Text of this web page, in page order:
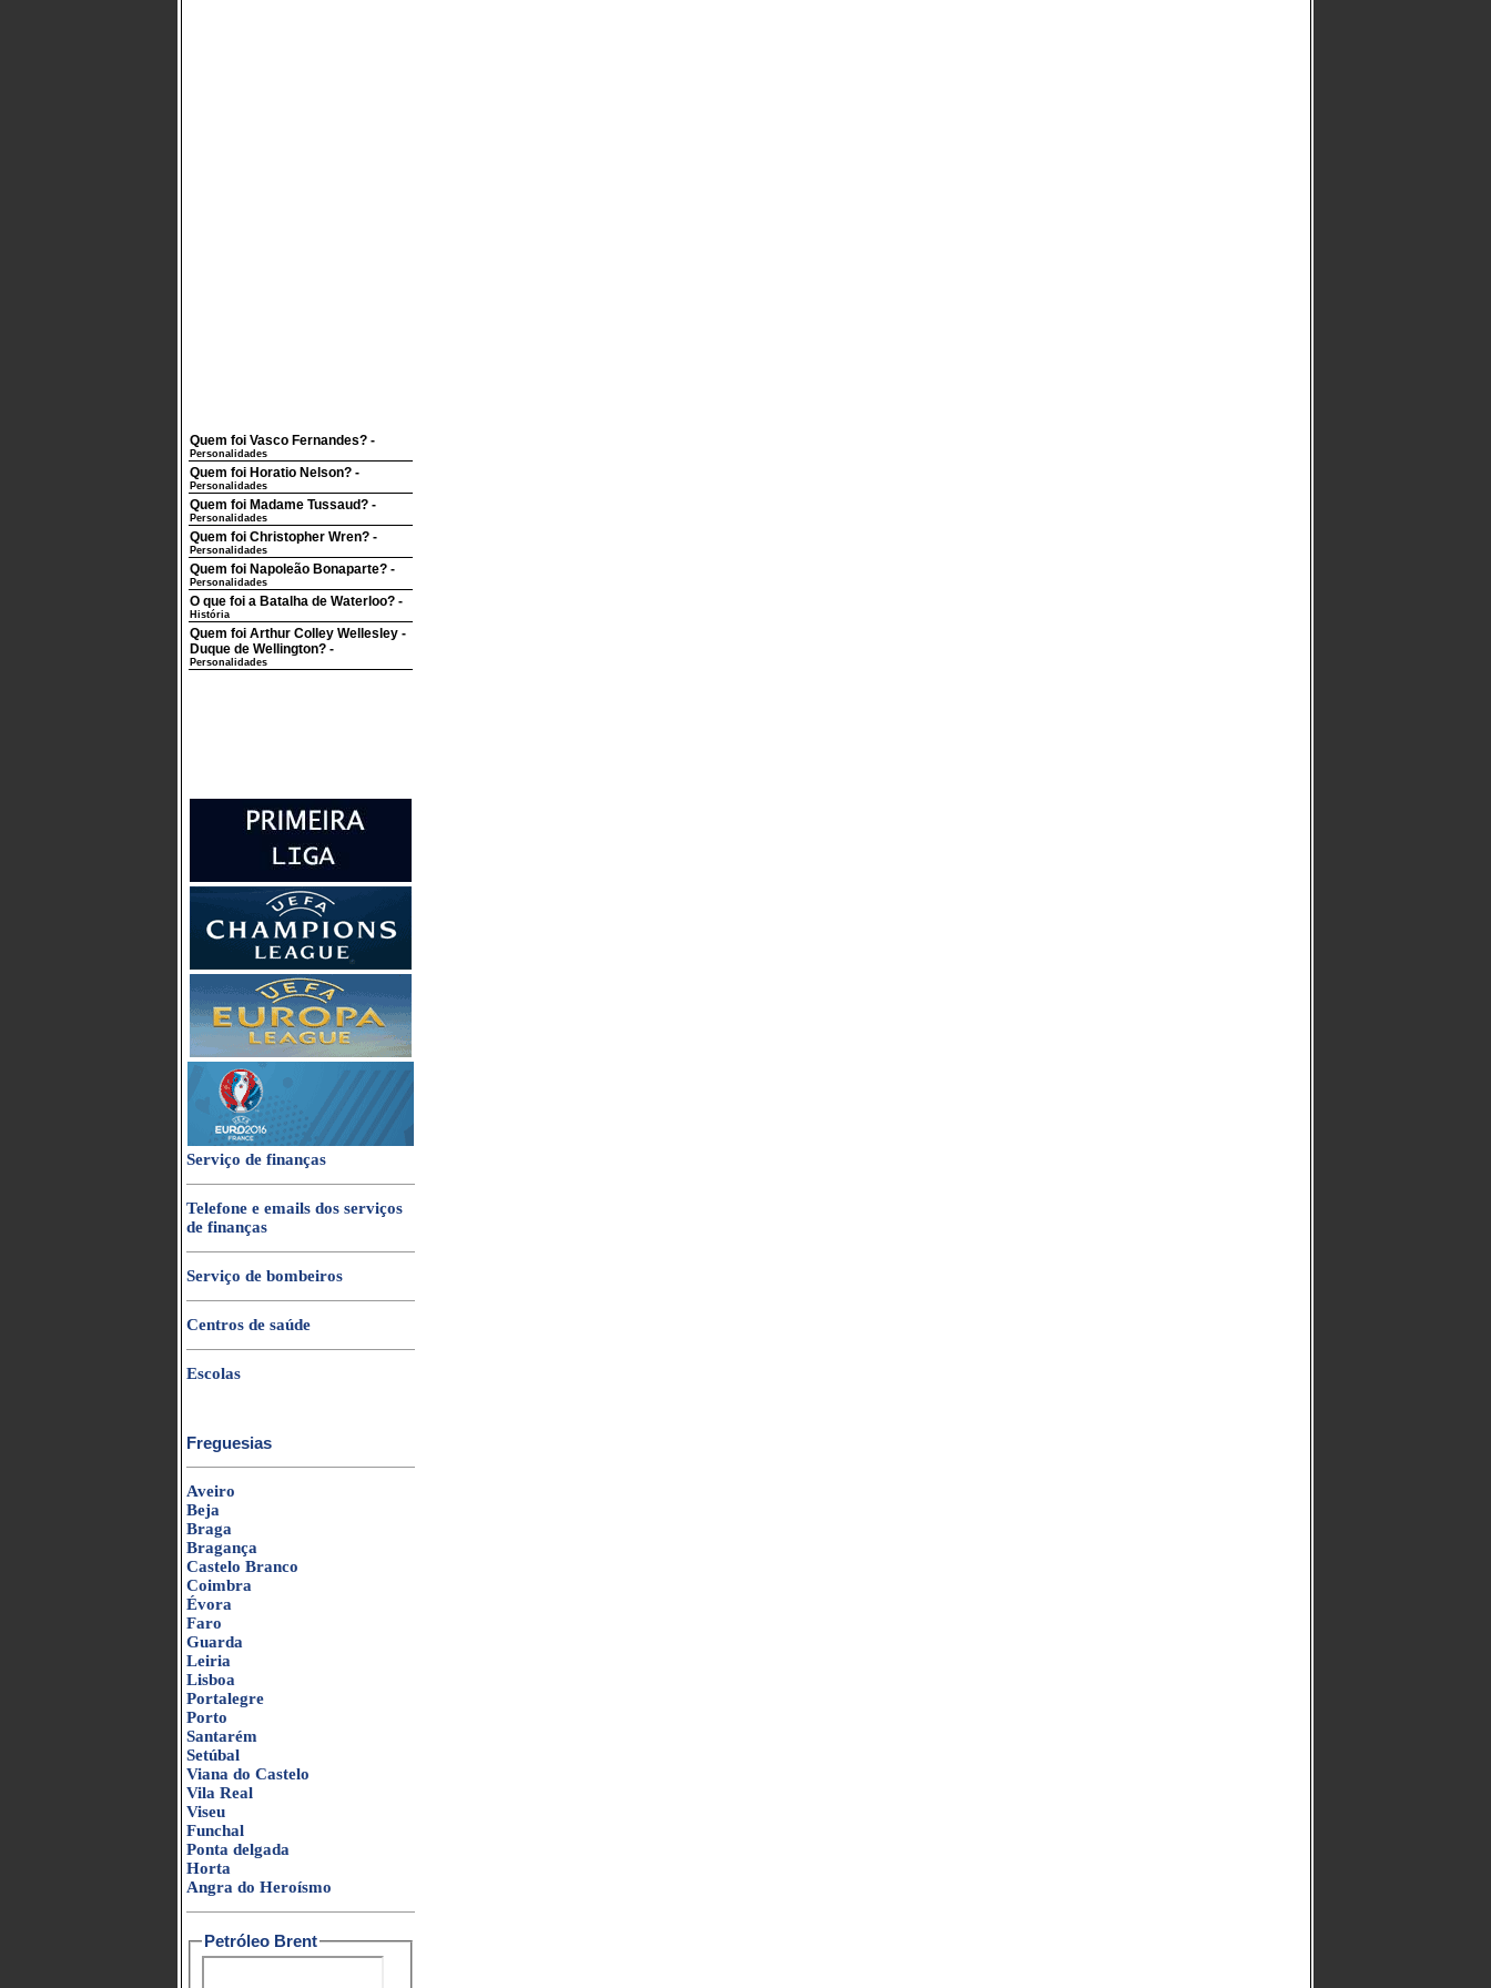
Quem foi Vasco Fernandes? -
Personalidades
Quem foi Horatio Nelson? -
Personalidades
Quem foi Madame Tussaud? -
Personalidades
Quem foi Christopher Wren? -
Personalidades
Quem foi Napoleão Bonaparte? -
Personalidades
O que foi a Batalha de Waterloo? -
História
Quem foi Arthur Colley Wellesley -
Duque de Wellington? -
Personalidades
Serviço de finanças
Telefone e emails dos serviços
de finanças
Serviço de bombeiros
Centros de saúde
Escolas
Freguesias
Aveiro
Beja
Braga
Bragança
Castelo Branco
Coimbra
Évora
Faro
Guarda
Leiria
Lisboa
Portalegre
Porto
Santarém
Setúbal
Viana do Castelo
Vila Real
Viseu
Funchal
Ponta delgada
Horta
Angra do Heroísmo
Petróleo Brent